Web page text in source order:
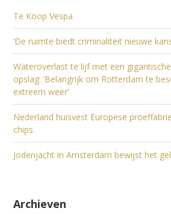
Te Koop Vespa
‘De ruimte biedt criminaliteit nieuwe
Wateroverlast te lijf met een
opslag: ‘Belangrijk om Rotterdam te
extreem weer’
Nederland huisvest Europese
chips
Jodenjacht in Amsterdam bewijst het
Archieven